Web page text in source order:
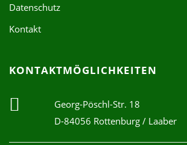
Datenschutz
Kontakt
KONTAKTMÖGLICHKEITEN
Georg-Pöschl-Str. 18
D-84056 Rottenburg / Laaber